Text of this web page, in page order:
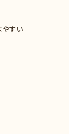
やすい